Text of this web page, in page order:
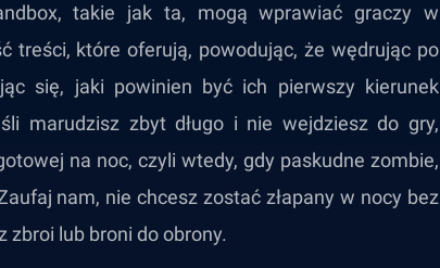
takie jak ta, mogą wprawiać graczy w
treści, które oferują, powodując, że wędrując po
się, jaki powinien być ich pierwszy kierunek
marudzisz zbyt długo i nie wejdziesz do gry,
na noc, czyli wtedy, gdy paskudne zombie,
nam, nie chcesz zostać złapany w nocy bez
zbroi lub broni do obrony.